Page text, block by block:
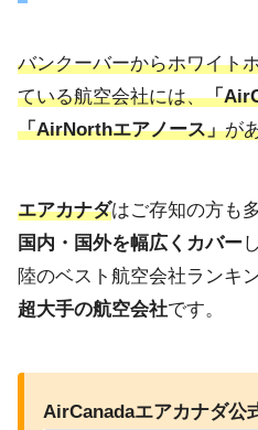
バンクーバーからホワイト
ている航空会社には、「
「AirNorthエアノース」が
エアカナダはご存知の方も
国内・国外を幅広くカバー
陸のベスト航空会社ランキ
超大手の航空会社です。
AirCanadaエアカナダ公